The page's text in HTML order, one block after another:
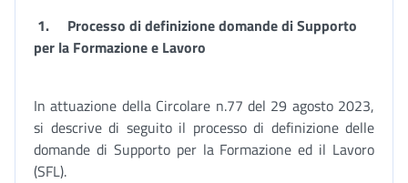
1. Processo di definizione domande di Supporto
per la Formazione e Lavoro
In attuazione della Circolare n.77 del 29 agosto 2023,
si descrive di seguito il processo di definizione delle
domande di Supporto per la Formazione ed il Lavoro
(SFL).